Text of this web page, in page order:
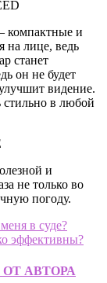
компактные и
на лице, ведь
станет
он не будет
видение.
стильно в любой
и
не только во
погоду.
в суде?
эффективны?
АВТОРА